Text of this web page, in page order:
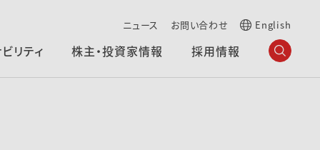
ニュース お問い合わせ English
リティ 株主・投資家情報 採用情報